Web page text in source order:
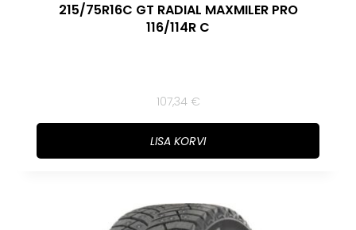
215/75R16C GT RADIAL MAXMILER PRO
116/114R C
107,34 €
LISA KORVI